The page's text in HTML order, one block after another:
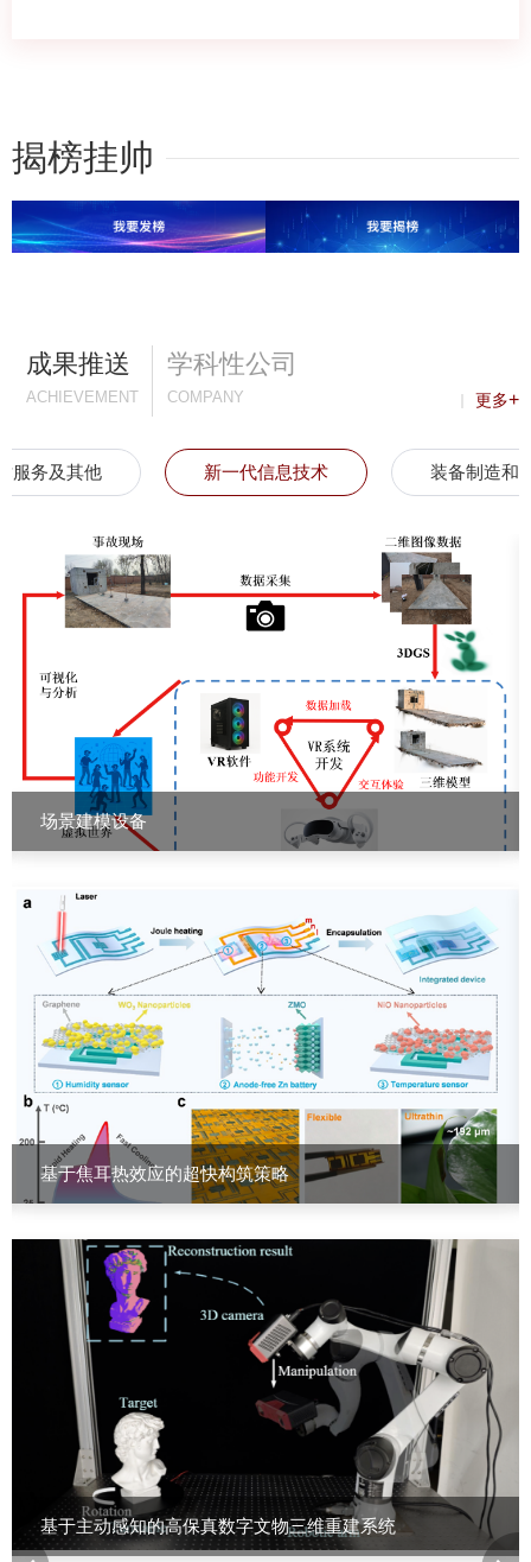
揭榜挂帅
更多+
成果推送
ACHIEVEMENT
学科性公司
COMPANY
服务及其他 新一代信息技术 装备制造和
场景建模设备
基于焦耳热效应的超快构筑策略
基于主动感知的高保真数字文物三维重建系统
新一代信息技术 装备制造和新材料
北京理工雷科电子信息技术有限公司
北京理工华创电动车技术有限公司
北京理工导航控制科技股份有限公司